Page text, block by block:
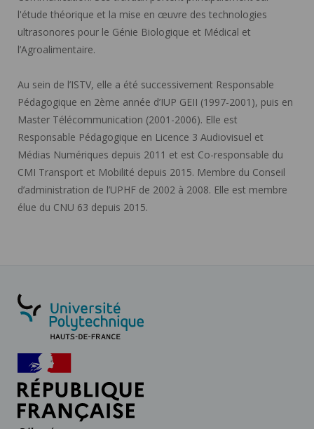
l'étude théorique et la mise en œuvre des technologies
ultrasonores pour le Génie Biologique et Médical et
l’Agroalimentaire.
Au sein de l’ISTV, elle a été successivement Responsable
Pédagogique en 2ème année d’IUP GEII (1997-2001), puis en
Master Télécommunication (2001-2006). Elle est
Responsable Pédagogique en Licence 3 Audiovisuel et
Médias Numériques depuis 2011 et est Co-responsable du
CMI Transport et Mobilité depuis 2015. Membre du Conseil
d’administration de l’UPHF de 2002 à 2008. Elle est membre
élue du CNU 63 depuis 2015.